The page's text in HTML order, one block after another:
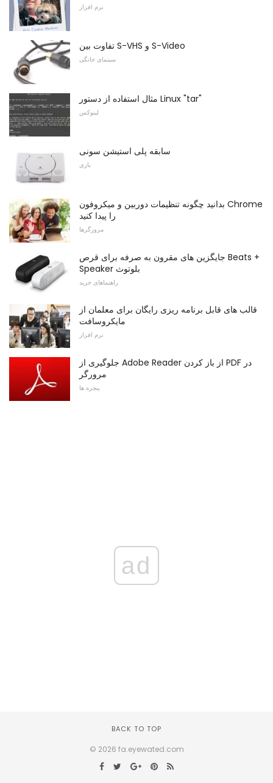
نرم افزار
تفاوت بین S-VHS و S-Video
سینمای خانگی
مثال استفاده از دستور Linux "tar"
لینوکس
سابقه پلی استیشن سونی
بازی
بدانید چگونه تنظیمات دوربین و میکروفون Chrome
را پیدا کنید
مرورگرها
جایگزین های مقرون به صرفه برای قرص Beats +
Speaker بلوتوث
راهنماهای خرید
قالب های قابل برنامه ریزی رایگان برای معلمان از
مایکروسافت
نرم افزار
جلوگیری از Adobe Reader از باز کردن PDF در
مرورگر
پنجره ها
ad
BACK TO TOP
© 2026 fa.eyewated.com